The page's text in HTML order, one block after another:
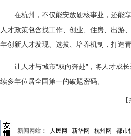
在杭州，不仅能安放硬核事业，还能
人才政策包含找工作、创业、住房、出游
年创新人才发现、选拔、培养机制，打造
让人才与城市“双向奔赴”，将人才成
续多年位居全国第一的破题密码。
新闻网站： 人民网 新华网 杭州网 都市